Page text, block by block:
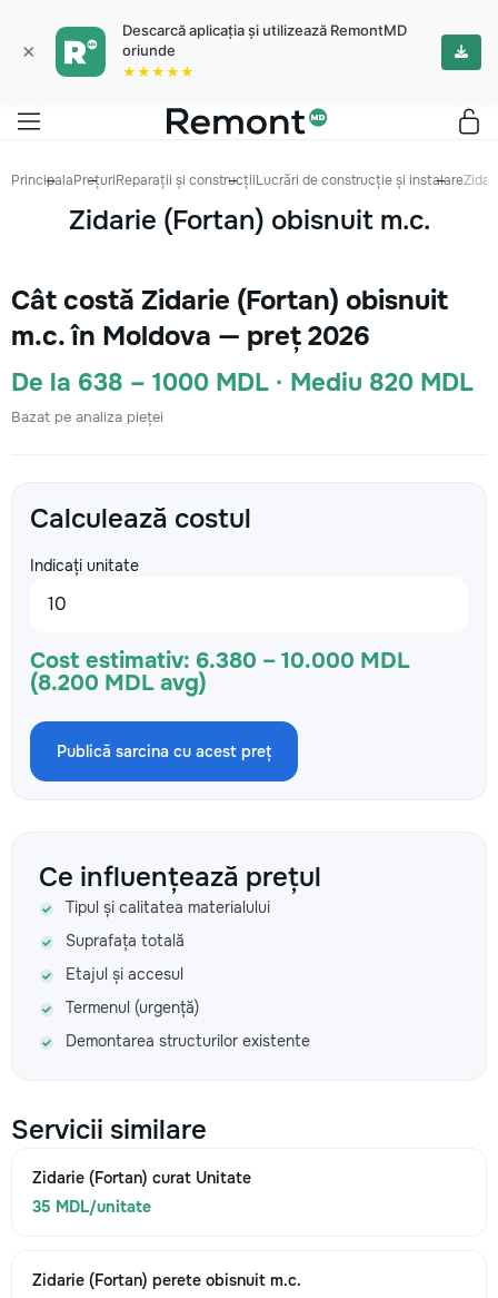
×
Descarcă aplicația și utilizează RemontMD
oriunde
★★★★★
PrincipalaPrețuriReparații și construcțiiLucrări de construcție și instalare
Zidarie (Fortan) obisnuit m.c.
Cât costă Zidarie (Fortan) obisnuit
m.c. în Moldova — preț 2026
De la 638 – 1000 MDL · Mediu 820 MDL
Bazat pe analiza pieței
Calculează costul
Indicați unitate
Cost estimativ: 6.380 – 10.000 MDL
(8.200 MDL avg)
Publică sarcina cu acest preț
Ce influențează prețul
Tipul și calitatea materialului
Suprafața totală
Etajul și accesul
Termenul (urgență)
Demontarea structurilor existente
Servicii similare
Zidarie (Fortan) curat Unitate
35 MDL/unitate
Zidarie (Fortan) perete obisnuit m.c.